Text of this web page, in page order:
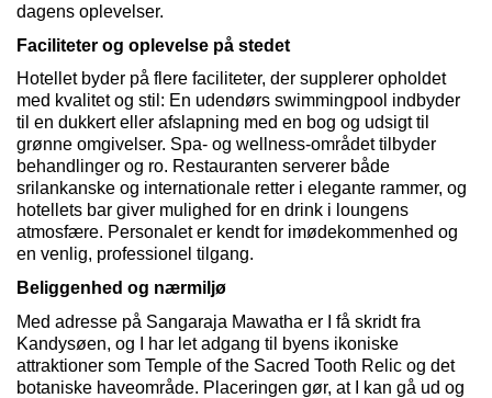
dagens oplevelser.
Faciliteter og oplevelse på stedet
Hotellet byder på flere faciliteter, der supplerer opholdet
med kvalitet og stil: En udendørs swimmingpool indbyder
til en dukkert eller afslapning med en bog og udsigt til
grønne omgivelser. Spa- og wellness-området tilbyder
behandlinger og ro. Restauranten serverer både
srilankanske og internationale retter i elegante rammer, og
hotellets bar giver mulighed for en drink i loungens
atmosfære. Personalet er kendt for imødekommenhed og
en venlig, professionel tilgang.
Beliggenhed og nærmiljø
Med adresse på Sangaraja Mawatha er I få skridt fra
Kandysøen, og I har let adgang til byens ikoniske
attraktioner som Temple of the Sacred Tooth Relic og det
botaniske haveområde. Placeringen gør, at I kan gå ud og